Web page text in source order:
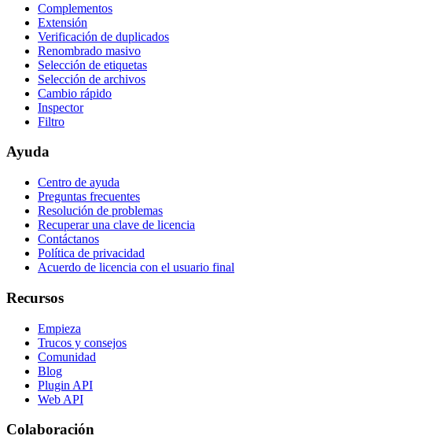
Complementos
Extensión
Verificación de duplicados
Renombrado masivo
Selección de etiquetas
Selección de archivos
Cambio rápido
Inspector
Filtro
Ayuda
Centro de ayuda
Preguntas frecuentes
Resolución de problemas
Recuperar una clave de licencia
Contáctanos
Política de privacidad
Acuerdo de licencia con el usuario final
Recursos
Empieza
Trucos y consejos
Comunidad
Blog
Plugin API
Web API
Colaboración